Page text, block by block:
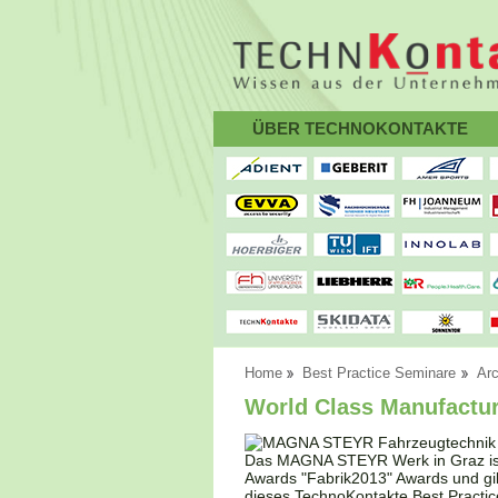
ÜBER TECHNOKONTAKTE
Home Best Practice Seminare
World Class
Das MAGNA STEYR Werk in Graz
Awards "Fabrik2013" Awards und